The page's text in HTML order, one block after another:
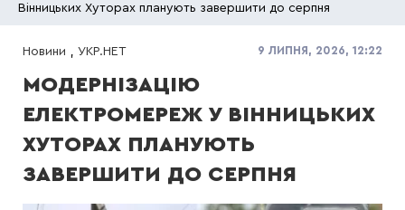
Вінницьких Хуторах планують завершити до серпня
Новини , УКР.НЕТ 9 ЛИПНЯ, 2026, 12:22
МОДЕРНІЗАЦІЮ
ЕЛЕКТРОМЕРЕЖ У ВІННИЦЬКИХ
ХУТОРАХ ПЛАНУЮТЬ
ЗАВЕРШИТИ ДО СЕРПНЯ